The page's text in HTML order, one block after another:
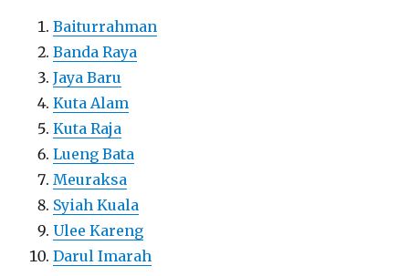
Baiturrahman
Banda Raya
Jaya Baru
Kuta Alam
Kuta Raja
Lueng Bata
Meuraksa
Syiah Kuala
Ulee Kareng
Darul Imarah